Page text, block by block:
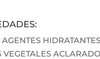
VEGETALES